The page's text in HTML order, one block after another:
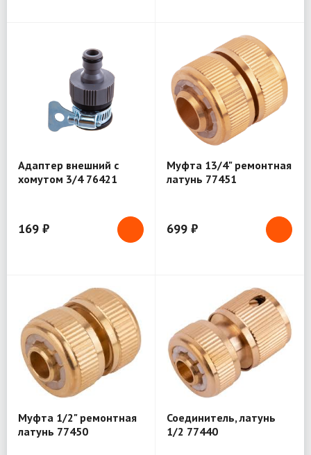
Адаптер внешний с
хомутом 3/4 76421
169 ₽
Муфта 13/4" ремонтная
латунь 77451
699 ₽
Муфта 1/2" ремонтная
латунь 77450
Соединитель, латунь
1/2 77440